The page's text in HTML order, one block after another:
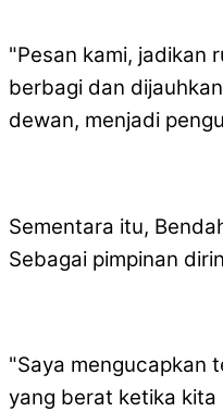
"Pesan kami, jadikan
berbagi dan
dewan, menjadi
Sementara itu,
Sebagai pimpinan
"Saya mengucapkan
yang berat ketika kita